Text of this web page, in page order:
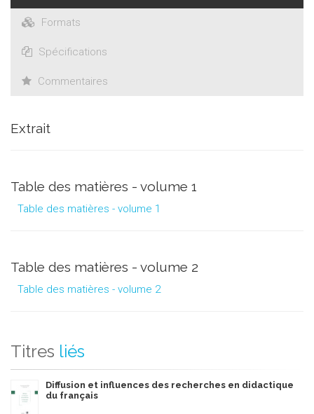
Formats
Spécifications
Commentaires
Extrait
Table des matières - volume 1
Table des matières - volume 1
Table des matières - volume 2
Table des matières - volume 2
Titres liés
Diffusion et influences des recherches en didactique
du français